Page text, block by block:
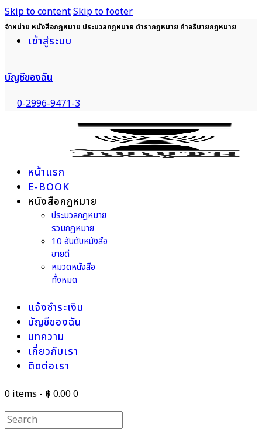
Skip to contentSkip to footer
จำหน่าย หนังสือกฎหมาย ประมวลกฎหมาย ตำรากฎหมาย คำอธิบายกฎหมาย
เข้าสู่ระบบ
บัญชีของฉัน
0-2996-9471-3
หน้าแรก
E-BOOK
หนังสือกฎหมาย
ประมวลกฎหมาย
รวมกฎหมาย
10 อันดับหนังสือ
ขายดี
หมวดหนังสือ
ทั้งหมด
แจ้งชำระเงิน
บัญชีของฉัน
บทความ
เกี่ยวกับเรา
ติดต่อเรา
0 items - ฿ 0.000